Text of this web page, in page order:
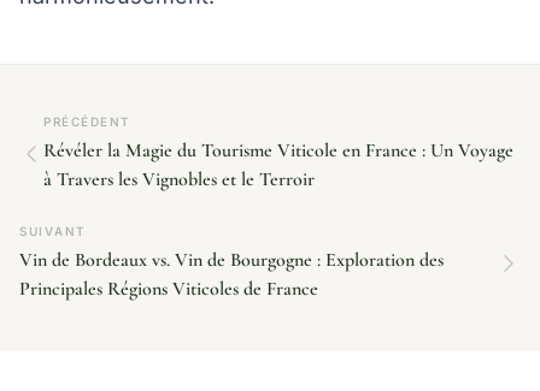
PRÉCÉDENT
Révéler la Magie du Tourisme Viticole en France : Un Voyage
à Travers les Vignobles et le Terroir
SUIVANT
Vin de Bordeaux vs. Vin de Bourgogne : Exploration des
Principales Régions Viticoles de France